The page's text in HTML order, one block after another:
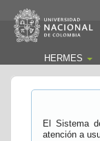
HERMES
El Sistema
atención a